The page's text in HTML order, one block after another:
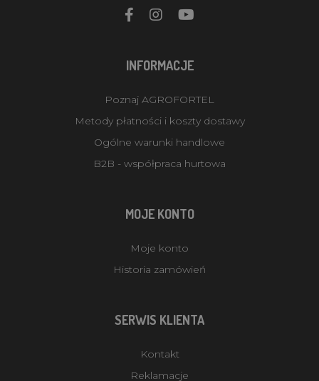
INFORMACJE
Poznaj AGROFORTEL
Metody płatności i koszty dostawy
Ogólne warunki handlowe
B2B - współpraca hurtowa
MOJE KONTO
Moje konto
Historia zamówień
SERWIS KLIENTA
Kontakt
Reklamacje